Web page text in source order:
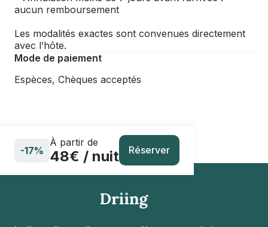
aucun remboursement
Les modalités exactes sont convenues directement
avec l’hôte.
Mode de paiement
Espèces, Chèques acceptés
-17%
À partir de
48€ / nuit Réserver